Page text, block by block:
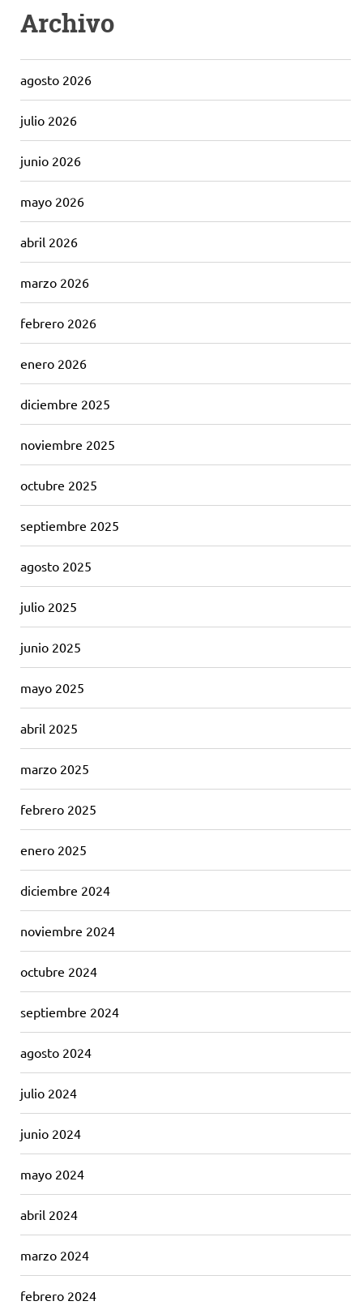
Archivo
agosto 2026
julio 2026
junio 2026
mayo 2026
abril 2026
marzo 2026
febrero 2026
enero 2026
diciembre 2025
noviembre 2025
octubre 2025
septiembre 2025
agosto 2025
julio 2025
junio 2025
mayo 2025
abril 2025
marzo 2025
febrero 2025
enero 2025
diciembre 2024
noviembre 2024
octubre 2024
septiembre 2024
agosto 2024
julio 2024
junio 2024
mayo 2024
abril 2024
marzo 2024
febrero 2024